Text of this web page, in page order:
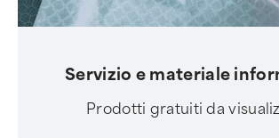
Servizio e materiale
Prodotti gratuiti da